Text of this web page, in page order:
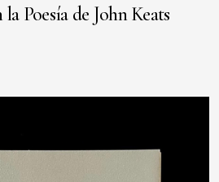
Poesía de John Keats